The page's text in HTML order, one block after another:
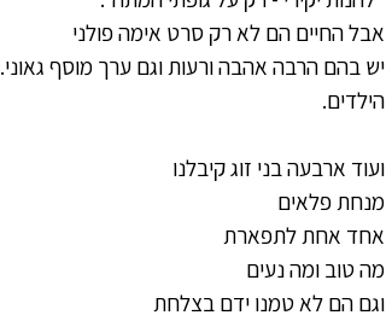
אבל החיים הם לא רק סרט אימה פולני
יש בהם הרבה אהבה ורעות וגם ערך מוסף גאוני.
הילדים.
ועוד ארבעה בני זוג קיבלנו
מנחת פלאים
אחד אחת לתפארת
מה טוב ומה נעים
וגם הם לא טמנו ידם בצלחת